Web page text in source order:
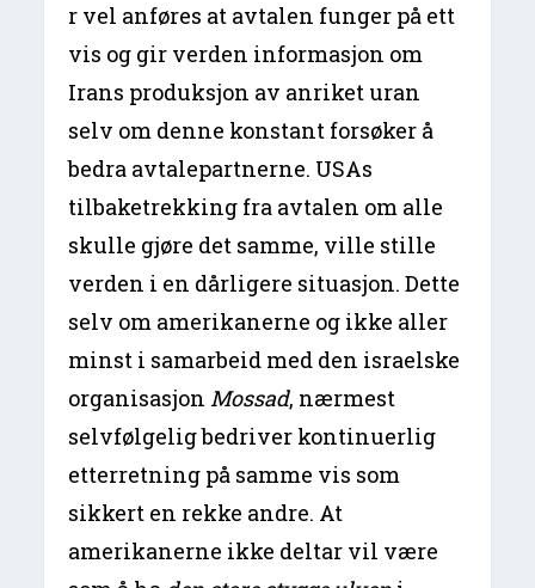
r vel anføres at avtalen funger på ett
vis og gir verden informasjon om
Irans produksjon av anriket uran
selv om denne konstant forsøker å
bedra avtalepartnerne. USAs
tilbaketrekking fra avtalen om alle
skulle gjøre det samme, ville stille
verden i en dårligere situasjon. Dette
selv om amerikanerne og ikke aller
minst i samarbeid med den israelske
organisasjon Mossad, nærmest
selvfølgelig bedriver kontinuerlig
etterretning på samme vis som
sikkert en rekke andre. At
amerikanerne ikke deltar vil være